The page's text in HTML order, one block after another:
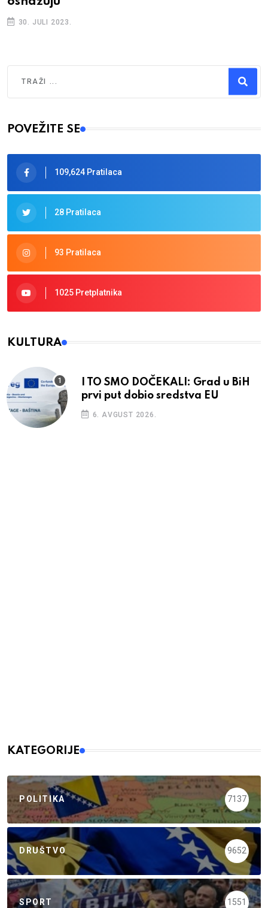
30. JULI 2023.
Type 2 or more characters for results.
POVEŽITE SE
109,624 Pratilaca
28 Pratilaca
93 Pratilaca
1025 Pretplatnika
KULTURA
I TO SMO DOČEKALI: Grad u BiH
prvi put dobio sredstva EU
6. AVGUST 2026.
KATEGORIJE
POLITIKA 7137
DRUŠTVO 9652
SPORT 1551